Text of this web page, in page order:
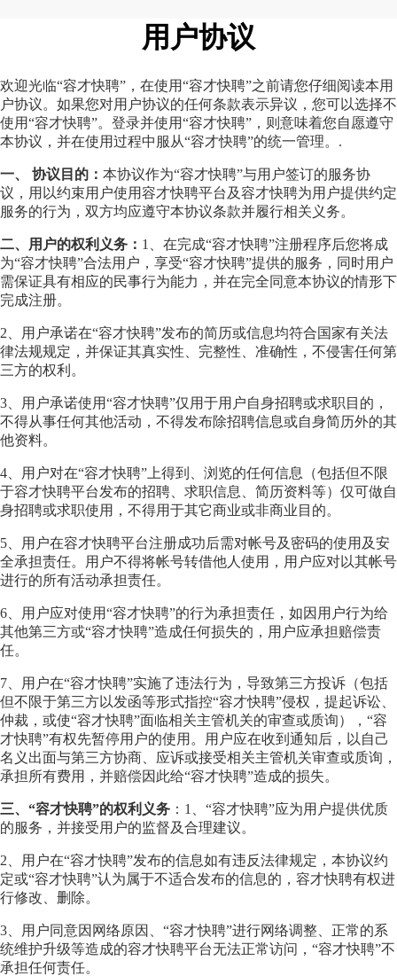
用户协议
欢迎光临“容才快聘”，在使用“容才快聘”之前请您仔细阅读本用
户协议。如果您对用户协议的任何条款表示异议，您可以选择不
使用“容才快聘”。登录并使用“容才快聘”，则意味着您自愿遵守
本协议，并在使用过程中服从“容才快聘”的统一管理。.
一、 协议目的： 本协议作为“容才快聘”与用户签订的服务协
议，用以约束用户使用容才快聘平台及容才快聘为用户提供约定
服务的行为，双方均应遵守本协议条款并履行相关义务。
二、用户的权利义务： 1、在完成“容才快聘”注册程序后您将成
为“容才快聘”合法用户，享受“容才快聘”提供的服务，同时用户
需保证具有相应的民事行为能力，并在完全同意本协议的情形下
完成注册。
2、用户承诺在“容才快聘”发布的简历或信息均符合国家有关法
律法规规定，并保证其真实性、完整性、准确性，不侵害任何第
三方的权利。
3、用户承诺使用“容才快聘”仅用于用户自身招聘或求职目的，
不得从事任何其他活动，不得发布除招聘信息或自身简历外的其
他资料。
4、用户对在“容才快聘”上得到、浏览的任何信息（包括但不限
于容才快聘平台发布的招聘、求职信息、简历资料等）仅可做自
身招聘或求职使用，不得用于其它商业或非商业目的。
5、用户在容才快聘平台注册成功后需对帐号及密码的使用及安
全承担责任。用户不得将帐号转借他人使用，用户应对以其帐号
进行的所有活动承担责任。
6、用户应对使用“容才快聘”的行为承担责任，如因用户行为给
其他第三方或“容才快聘”造成任何损失的，用户应承担赔偿责
任。
7、用户在“容才快聘”实施了违法行为，导致第三方投诉（包括
但不限于第三方以发函等形式指控“容才快聘”侵权，提起诉讼、
仲裁，或使“容才快聘”面临相关主管机关的审查或质询），“容
才快聘”有权先暂停用户的使用。用户应在收到通知后，以自己
名义出面与第三方协商、应诉或接受相关主管机关审查或质询，
承担所有费用，并赔偿因此给“容才快聘”造成的损失。
三、“容才快聘”的权利义务 ：1、“容才快聘”应为用户提供优质
的服务，并接受用户的监督及合理建议。
2、用户在“容才快聘”发布的信息如有违反法律规定，本协议约
定或“容才快聘”认为属于不适合发布的信息的，容才快聘有权进
行修改、删除。
3、用户同意因网络原因、“容才快聘”进行网络调整、正常的系
统维护升级等造成的容才快聘平台无法正常访问，“容才快聘”不
承担任何责任。